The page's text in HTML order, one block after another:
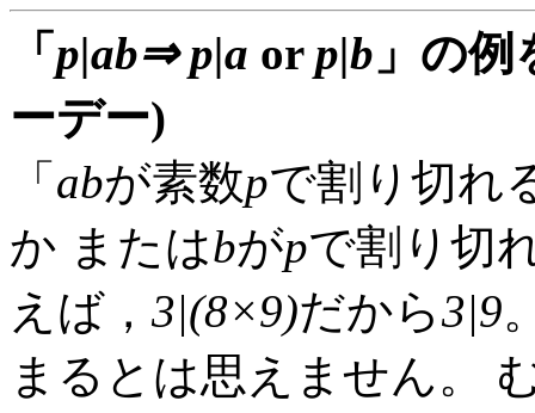
「 p|ab⇒ p|a or p|b 」の
ーデー)
「 abが素数pで割り切れ
か またはbがpで割り切
えば， 3|(8×9)だから3|9
まるとは思えません。